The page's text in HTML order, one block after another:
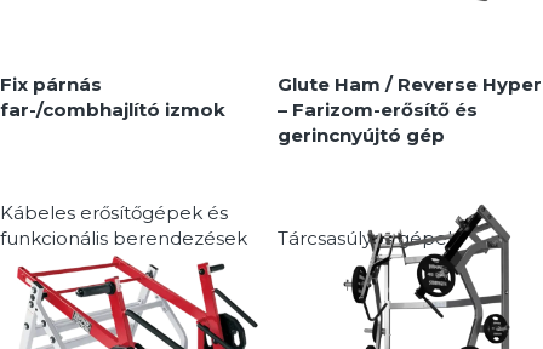
Fix párnás
far-/combhajlító izmok
Kábeles erősítőgépek és
funkcionális berendezések
Glute Ham / Reverse Hyper
– Farizom-erősítő és
gerincnyújtó gép
Tárcsasúlyos gépek